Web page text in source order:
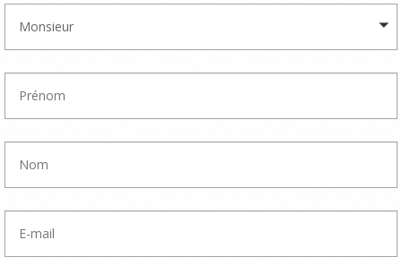
Monsieur